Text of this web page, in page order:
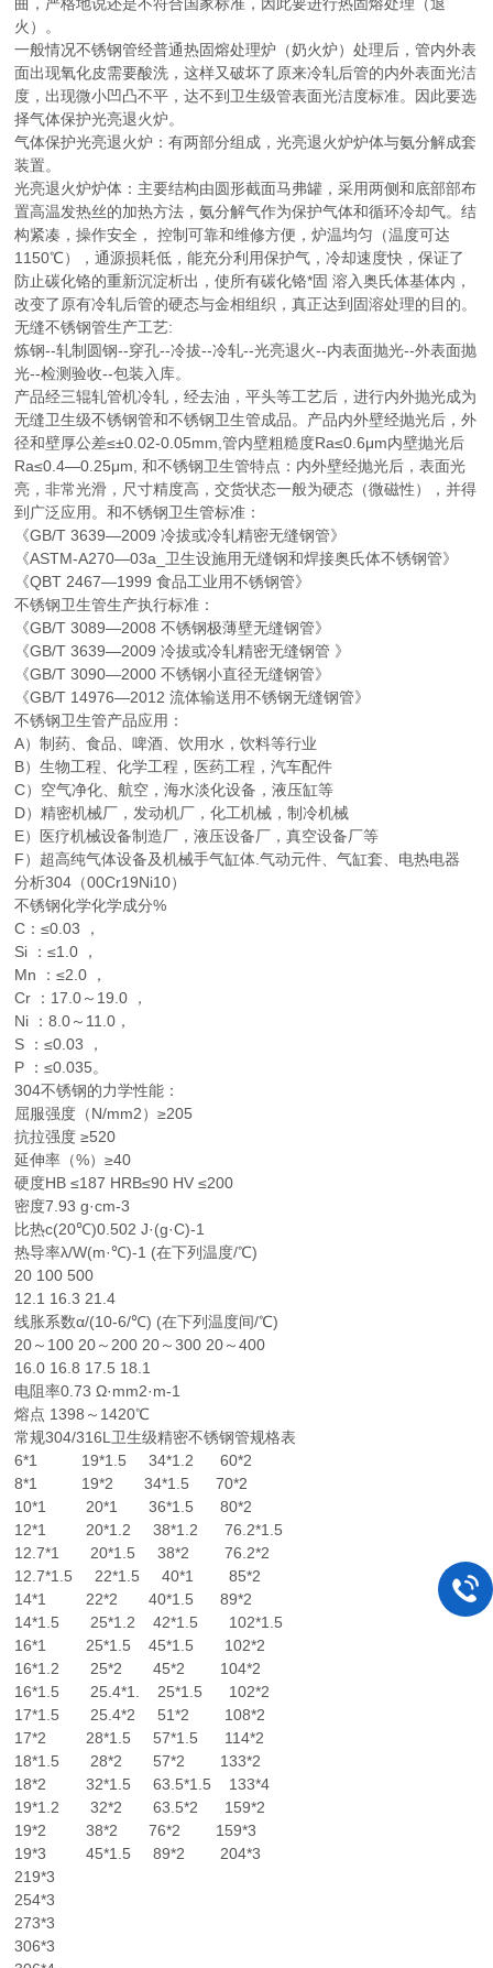
火）。
一般情况不锈钢管经普通热固熔处理炉（奶火炉）处理后，管内外表
面出现氧化皮需要酸洗，这样又破坏了原来冷轧后管的内外表面光洁
度，出现微小凹凸不平，达不到卫生级管表面光洁度标准。因此要选
择气体保护光亮退火炉。
气体保护光亮退火炉：有两部分组成，光亮退火炉炉体与氨分解成套
装置。
光亮退火炉炉体：主要结构由圆形截面马弗罐，采用两侧和底部部布
置高温发热丝的加热方法，氨分解气作为保护气体和循环冷却气。结
构紧凑，操作安全， 控制可靠和维修方便，炉温均匀（温度可达
1150℃），通源损耗低，能充分利用保护气，冷却速度快，保证了
防止碳化铬的重新沉淀析出，使所有碳化铬*固 溶入奥氏体基体内，
改变了原有冷轧后管的硬态与金相组织，真正达到固溶处理的目的。
无缝不锈钢管生产工艺:
炼钢--轧制圆钢--穿孔--冷拔--冷轧--光亮退火--内表面抛光--外表面抛
光--检测验收--包装入库。
产品经三辊轧管机冷轧，经去油，平头等工艺后，进行内外抛光成为
无缝卫生级不锈钢管和不锈钢卫生管成品。产品内外壁经抛光后，外
径和壁厚公差≤±0.02-0.05mm,管内壁粗糙度Ra≤0.6μm内壁抛光后
Ra≤0.4—0.25μm, 和不锈钢卫生管特点：内外壁经抛光后，表面光
亮，非常光滑，尺寸精度高，交货状态一般为硬态（微磁性），并得
到广泛应用。和不锈钢卫生管标准：
《GB/T 3639—2009 冷拔或冷轧精密无缝钢管》
《ASTM-A270—03a_卫生设施用无缝钢和焊接奥氏体不锈钢管》
《QBT 2467—1999 食品工业用不锈钢管》
不锈钢卫生管生产执行标准：
《GB/T 3089—2008 不锈钢极薄壁无缝钢管》
《GB/T 3639—2009 冷拔或冷轧精密无缝钢管 》
《GB/T 3090—2000 不锈钢小直径无缝钢管》
《GB/T 14976—2012 流体输送用不锈钢无缝钢管》
不锈钢卫生管产品应用：
A）制药、食品、啤酒、饮用水，饮料等行业
B）生物工程、化学工程，医药工程，汽车配件
C）空气净化、航空，海水淡化设备，液压缸等
D）精密机械厂，发动机厂，化工机械，制冷机械
E）医疗机械设备制造厂，液压设备厂，真空设备厂等
F）超高纯气体设备及机械手气缸体.气动元件、气缸套、电热电器
分析304（00Cr19Ni10）
不锈钢化学化学成分%
C：≤0.03 ，
Si ：≤1.0 ，
Mn ：≤2.0 ，
Cr ：17.0～19.0 ，
Ni ：8.0～11.0，
S ：≤0.03 ，
P ：≤0.035。
304不锈钢的力学性能：
屈服强度（N/mm2）≥205
抗拉强度 ≥520
延伸率（%）≥40
硬度HB ≤187 HRB≤90 HV ≤200
密度7.93 g·cm-3
比热c(20℃)0.502 J·(g·C)-1
热导率λ/W(m·℃)-1 (在下列温度/℃)
20 100 500
12.1 16.3 21.4
线胀系数α/(10-6/℃) (在下列温度间/℃)
20～100 20～200 20～300 20～400
16.0 16.8 17.5 18.1
电阻率0.73 Ω·mm2·m-1
熔点 1398～1420℃
常规304/316L卫生级精密不锈钢管规格表
6*1 19*1.5 34*1.2 60*2
8*1 19*2 34*1.5 70*2
10*1 20*1 36*1.5 80*2
12*1 20*1.2 38*1.2 76.2*1.5
12.7*1 20*1.5 38*2 76.2*2
12.7*1.5 22*1.5 40*1 85*2
14*1 22*2 40*1.5 89*2
14*1.5 25*1.2 42*1.5 102*1.5
16*1 25*1.5 45*1.5 102*2
16*1.2 25*2 45*2 104*2
16*1.5 25.4*1. 25*1.5 102*2
17*1.5 25.4*2 51*2 108*2
17*2 28*1.5 57*1.5 114*2
18*1.5 28*2 57*2 133*2
18*2 32*1.5 63.5*1.5 133*4
19*1.2 32*2 63.5*2 159*2
19*2 38*2 76*2 159*3
19*3 45*1.5 89*2 204*3
219*3
254*3
273*3
306*3